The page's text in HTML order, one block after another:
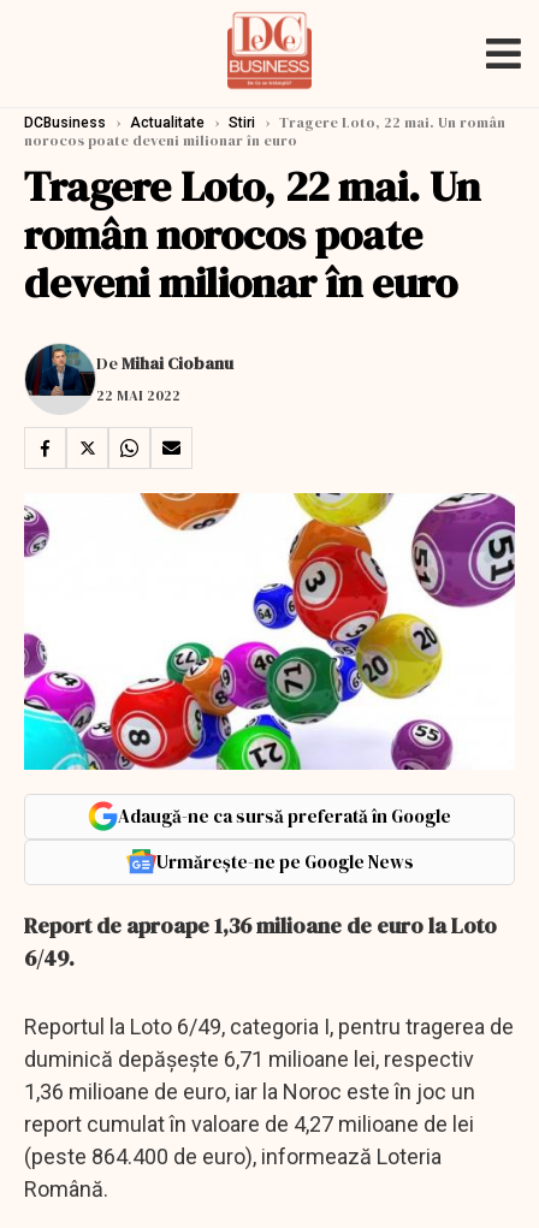
DCBusiness › Actualitate › Stiri › Tragere Loto, 22 mai. Un român
norocos poate deveni milionar în euro
Tragere Loto, 22 mai. Un
român norocos poate
deveni milionar în euro
DeMihai Ciobanu
22 MAI 2022
Adaugă-ne ca sursă preferată în Google
Urmărește-ne pe Google News
Report de aproape 1,36 milioane de euro la Loto
6/49.
Reportul la Loto 6/49, categoria I, pentru tragerea de
duminică depăşeşte 6,71 milioane lei, respectiv
1,36 milioane de euro, iar la Noroc este în joc un
report cumulat în valoare de 4,27 milioane de lei
(peste 864.400 de euro), informează Loteria
Română.